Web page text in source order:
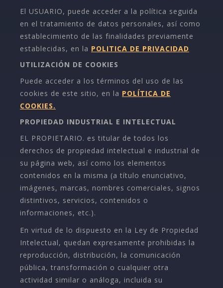
El USUARIO, puede acceder a la política seguida
en el tratamiento de datos personales, así como
establecimiento de las finalidades previamente
establecidas, en la POLITICA DE PRIVACIDAD
UTILIZACIÓN DE COOKIES
Puede acceder a los términos del uso de las
cookies de este sitio, en la POLÍTICA DE
COOKIES.
PROPIEDAD INDUSTRIAL E INTELECTUAL
EL PROPIETARIO. es titular de todos los
derechos de propiedad intelectual e industrial de
su página web, así como los elementos
contenidos en la misma (a título enunciativo,
imágenes, marcas, nombres comerciales, signos
distintivos, servicios, contenidos o
informaciones, etc.).
En virtud de lo dispuesto en la Ley de Propiedad
Intelectual, quedan expresamente prohibidas la
reproducción, distribución, la comunicación
pública, transformación o cualquier otra
actividad similar o análoga, incluida su